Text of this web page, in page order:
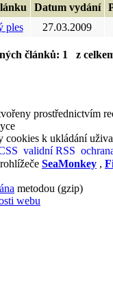
Datum vydání
ples
27.03.2009
článků: 1 z
prostřednictvím
cookies k ukládání
SeaMonkey ,
metodou (gzip)
webu